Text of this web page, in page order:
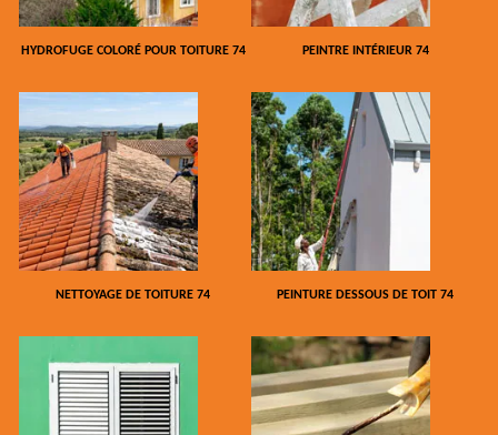
HYDROFUGE COLORÉ POUR TOITURE 74 PEINTRE INTÉRIEUR 74
NETTOYAGE DE TOITURE 74 PEINTURE DESSOUS DE TOIT 74